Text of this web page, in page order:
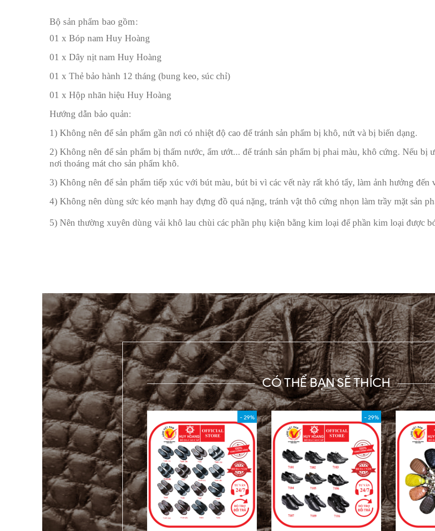
Bộ sản phẩm bao gồm:
01 x Bóp nam Huy Hoàng
01 x Dây nịt nam Huy Hoàng
01 x Thẻ bảo hành 12 tháng (bung keo, súc chỉ)
01 x Hộp nhãn hiệu Huy Hoàng
Hướng dẫn bảo quản:
1) Không nên để sản phẩm gần nơi có nhiệt độ cao để tránh sản phẩm bị khô, nứt và bị biến dạng.
2) Không nên để sản phẩm bị thấm nước, ẩm ướt... để tránh sản phẩm bị phai màu, khô cứng. Nếu bị
nơi thoáng mát cho sản phẩm khô.
3) Không nên để sản phẩm tiếp xúc với bút màu, bút bi vì các vết này rất khó tẩy, làm ảnh hưởng đến
4) Không nên dùng sức kéo mạnh hay đựng đồ quá nặng, tránh vật thô cứng nhọn làm trầy mặt sản
5) Nên thường xuyên dùng vải khô lau chùi các phần phụ kiện bằng kim loại để phần kim loại được
CÓ THỂ BẠN SẼ THÍCH
- 29% - 29%